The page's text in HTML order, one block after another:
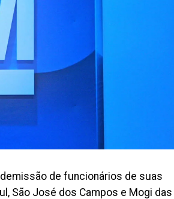
de funcionários de suas
São José dos Campos e Mogi das